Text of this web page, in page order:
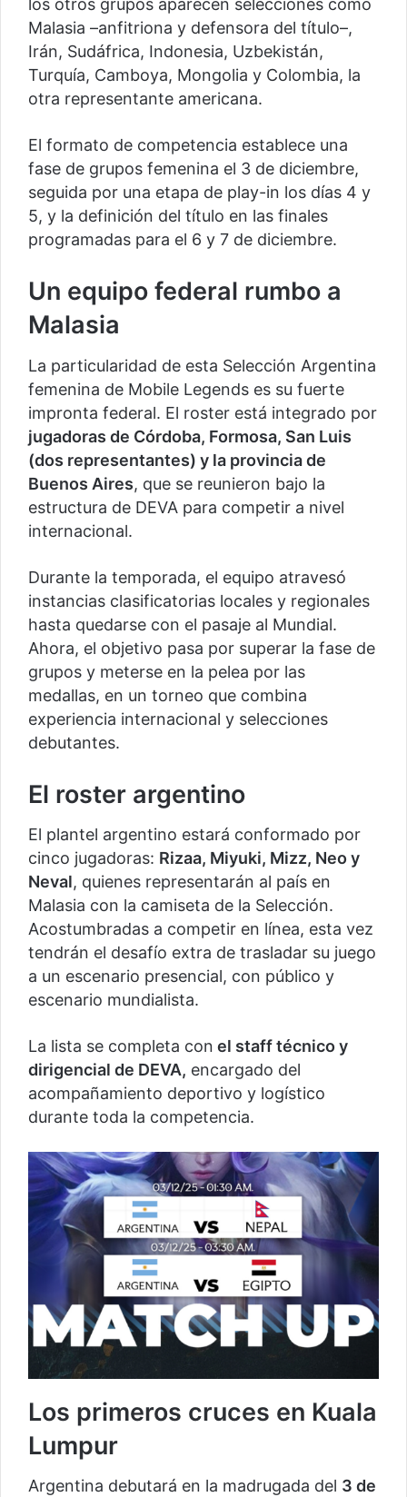
los otros grupos aparecen selecciones como
Malasia –anfitriona y defensora del título–,
Irán, Sudáfrica, Indonesia, Uzbekistán,
Turquía, Camboya, Mongolia y Colombia, la
otra representante americana.
El formato de competencia establece una
fase de grupos femenina el 3 de diciembre,
seguida por una etapa de play-in los días 4 y
5, y la definición del título en las finales
programadas para el 6 y 7 de diciembre.
Un equipo federal rumbo a
Malasia
La particularidad de esta Selección Argentina
femenina de Mobile Legends es su fuerte
impronta federal. El roster está integrado por
jugadoras de Córdoba, Formosa, San Luis
(dos representantes) y la provincia de
Buenos Aires, que se reunieron bajo la
estructura de DEVA para competir a nivel
internacional.
Durante la temporada, el equipo atravesó
instancias clasificatorias locales y regionales
hasta quedarse con el pasaje al Mundial.
Ahora, el objetivo pasa por superar la fase de
grupos y meterse en la pelea por las
medallas, en un torneo que combina
experiencia internacional y selecciones
debutantes.
El roster argentino
El plantel argentino estará conformado por
cinco jugadoras: Rizaa, Miyuki, Mizz, Neo y
Neval, quienes representarán al país en
Malasia con la camiseta de la Selección.
Acostumbradas a competir en línea, esta vez
tendrán el desafío extra de trasladar su juego
a un escenario presencial, con público y
escenario mundialista.
La lista se completa con el staff técnico y
dirigencial de DEVA, encargado del
acompañamiento deportivo y logístico
durante toda la competencia.
Los primeros cruces en Kuala
Lumpur
Argentina debutará en la madrugada del 3 de